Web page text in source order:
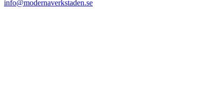
info@modernaverkstaden.se